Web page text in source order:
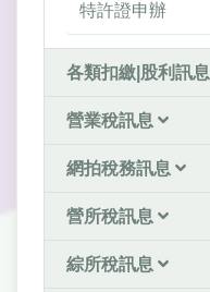
特許證申辦
各類扣繳|股利訊息
營業稅訊息
網拍稅務訊息
營所稅訊息
綜所稅訊息